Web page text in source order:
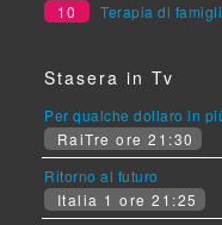
10
Terapia di
Stasera in Tv
Per qualche dollaro in
RaiTre ore 21:30
Ritorno al futuro
Italia 1 ore 21:25